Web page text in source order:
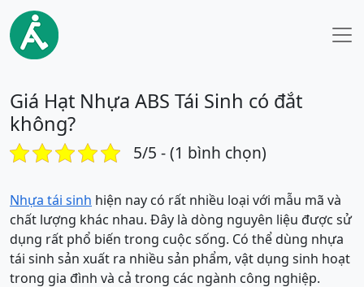
Giá Hạt Nhựa ABS Tái Sinh có đắt
không?
5/5 - (1 bình chọn)
Nhựa tái sinh hiện nay có rất nhiều loại với mẫu mã và
chất lượng khác nhau. Đây là dòng nguyên liệu được sử
dụng rất phổ biến trong cuộc sống. Có thể dùng nhựa
tái sinh sản xuất ra nhiều sản phẩm, vật dụng sinh hoạt
trong gia đình và cả trong các ngành công nghiệp.